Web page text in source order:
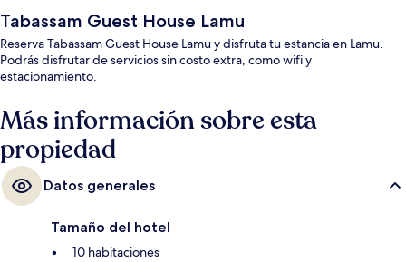
Tabassam Guest House Lamu
Reserva Tabassam Guest House Lamu y disfruta tu estancia en Lamu.
Podrás disfrutar de servicios sin costo extra, como wifi y
estacionamiento.
Más información sobre esta
propiedad
Datos generales
Tamaño del hotel
10 habitaciones